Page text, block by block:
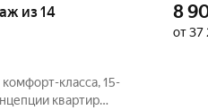
из 14
квартир
8
от 37